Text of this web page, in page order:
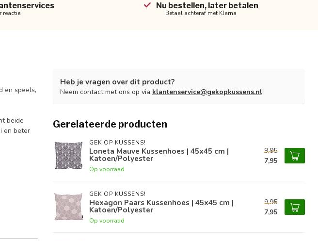
reactie
Nu bestellen, later betalen
Betaal achteraf met Klarna
en speels,
beide
en beter
Heb je vragen over dit product?
Neem contact met ons op via klantenservice@gekopkussens.nl.
Gerelateerde producten
GEK OP KUSSENS!
Loneta Mauve Kussenhoes | 45x45 cm |
Katoen/Polyester
Op voorraad
9,95
7,95
GEK OP KUSSENS!
Hexagon Paars Kussenhoes | 45x45 cm |
Katoen/Polyester
Op voorraad
9,95
7,95